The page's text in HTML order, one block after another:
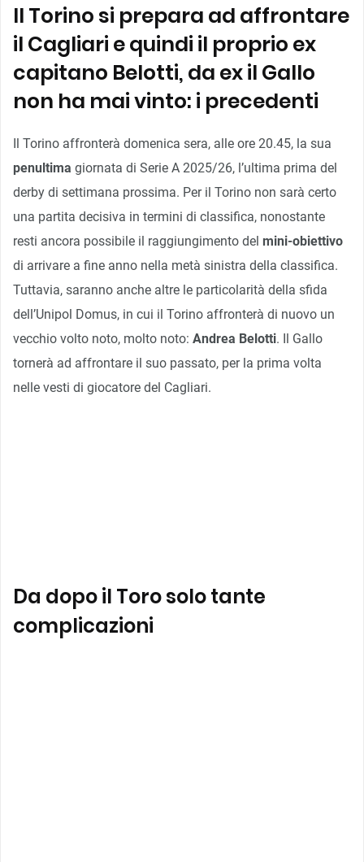
Il Torino si prepara ad affrontare
il Cagliari e quindi il proprio ex
capitano Belotti, da ex il Gallo
non ha mai vinto: i precedenti
Il Torino affronterà domenica sera, alle ore 20.45, la sua
penultima giornata di Serie A 2025/26, l’ultima prima del
derby di settimana prossima. Per il Torino non sarà certo
una partita decisiva in termini di classifica, nonostante
resti ancora possibile il raggiungimento del mini-obiettivo
di arrivare a fine anno nella metà sinistra della classifica.
Tuttavia, saranno anche altre le particolarità della sfida
dell’Unipol Domus, in cui il Torino affronterà di nuovo un
vecchio volto noto, molto noto: Andrea Belotti. Il Gallo
tornerà ad affrontare il suo passato, per la prima volta
nelle vesti di giocatore del Cagliari.
Da dopo il Toro solo tante
complicazioni